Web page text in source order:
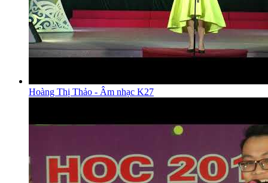
Hoàng Thị Thảo - Âm nhạc K27